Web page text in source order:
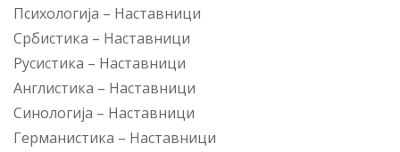
Психологија – Наставници
Србистика – Наставници
Русистика – Наставници
Англистика – Наставници
Синологија – Наставници
Германистика – Наставници